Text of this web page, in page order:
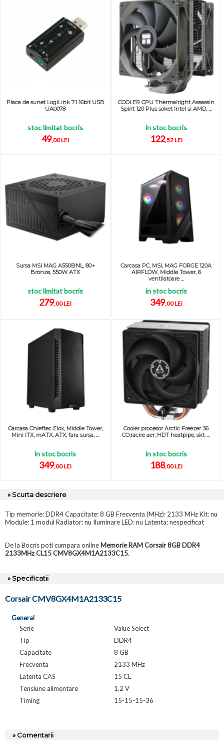
Placa de sunet LogiLink 7.1 16bit USB
UA0078
stoc limitat bocris
49,00 LEI
COOLER CPU Thermalright Assassin
Spirit 120 Plus soket Intel si AMD, ...
in stoc bocris
122,52 LEI
Sursa MSI MAG A550BNL, 80+
Bronze, 550W ATX
stoc limitat bocris
279,00 LEI
Carcasa PC, MSI, MAG FORGE 120A
AIRFLOW, Middle Tower, 6
ventilatoare ...
in stoc bocris
349,00 LEI
Carcasa Chieftec Elox, Middle Tower,
Mini ITX, mATX, ATX, fara sursa, ...
in stoc bocris
349,00 LEI
Cooler procesor Arctic Freezer 36
CO,racire aer, HDT heatpipe, skt. ...
in stoc bocris
188,00 LEI
» Scurta descriere
Tip memorie: DDR4 Capacitate: 8 GB Frecventa (MHz): 2133 MHz Kit: nu
Module: 1 modul Radiator: nu Iluminare LED: nu Latenta: nespecificat
De la Bocris poti cumpara online Memorie RAM Corsair 8GB DDR4
2133MHz CL15 CMV8GX4M1A2133C15.
» Specificatii
Corsair CMV8GX4M1A2133C15
General
Serie
Value Select
Tip
DDR4
Capacitate
8 GB
Frecventa
2133 MHz
Latenta CAS
15 CL
Tensiune alimentare
1.2 V
Timing
15-15-15-36
» Comentarii